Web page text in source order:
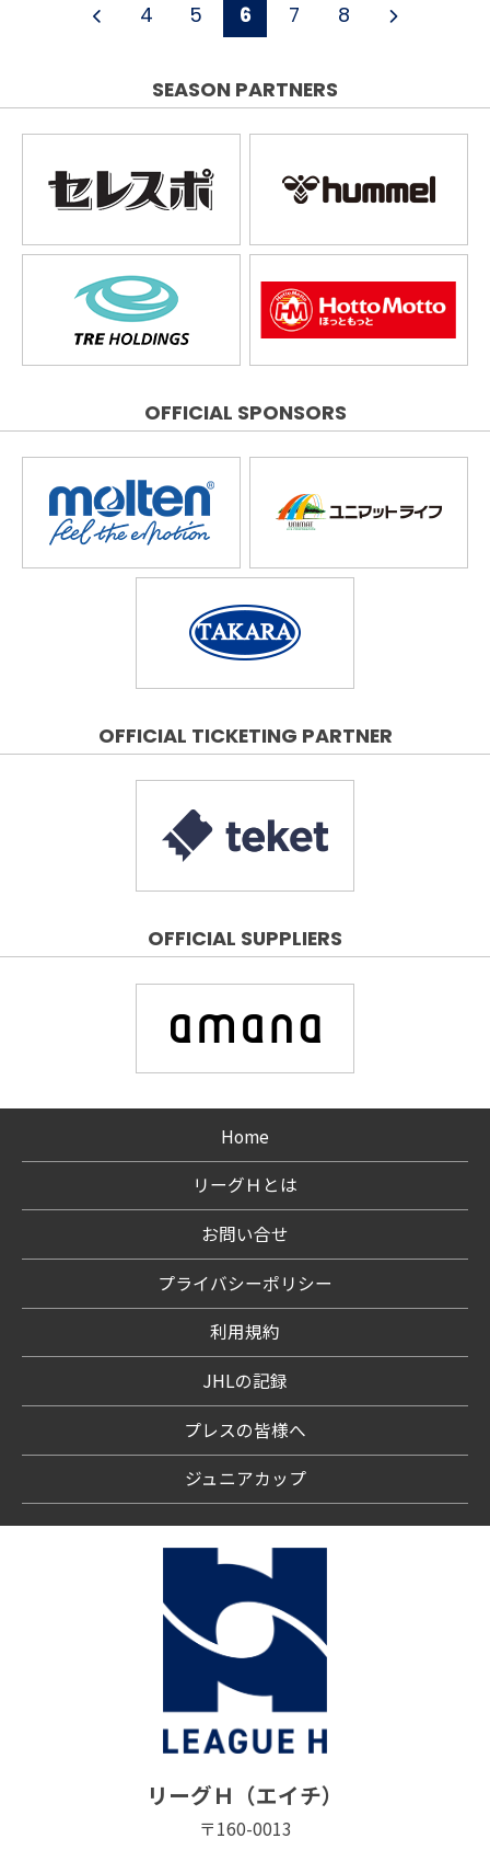
4 5 6 7 8
SEASON PARTNERS
OFFICIAL SPONSORS
OFFICIAL TICKETING PARTNER
OFFICIAL SUPPLIERS
Home
リーグＨとは
お問い合せ
プライバシーポリシー
利用規約
JHLの記録
プレスの皆様へ
ジュニアカップ
リーグＨ（エイチ）
〒160-0013